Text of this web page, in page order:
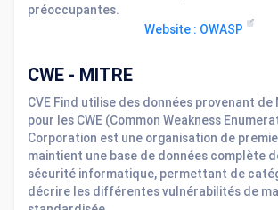
préoccupantes.
Website : OWASP
CWE - MITRE
CVE Find utilise des données provenant de
pour les CWE (Common Weakness
Corporation est une organisation de
maintient une base de données complète
sécurité informatique, permettant de
décrire les différentes vulnérabilités de